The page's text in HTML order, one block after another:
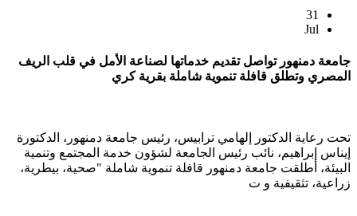
31
Jul
جامعة دمنهور تواصل تقديم خدماتها لصناعة الأمل في قلب الريف
المصري وتطلق قافلة تنموية شاملة بقرية كري
تحت رعاية الدكتور إلهامي ترابيس، رئيس جامعة دمنهور، الدكتورة
إيناس إبراهيم، نائب رئيس الجامعة لشؤون خدمة المجتمع وتنمية
البيئة، أطلقت جامعة دمنهور قافلة تنموية شاملة "صحية، بيطرية،
زراعية، تثقيفية و ت